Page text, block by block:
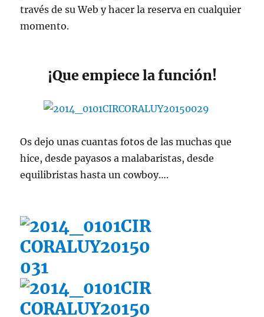
través de su Web y hacer la reserva en cualquier
momento.
¡Que empiece la función!
Os dejo unas cuantas fotos de las muchas que
hice, desde payasos a malabaristas, desde
equilibristas hasta un cowboy….